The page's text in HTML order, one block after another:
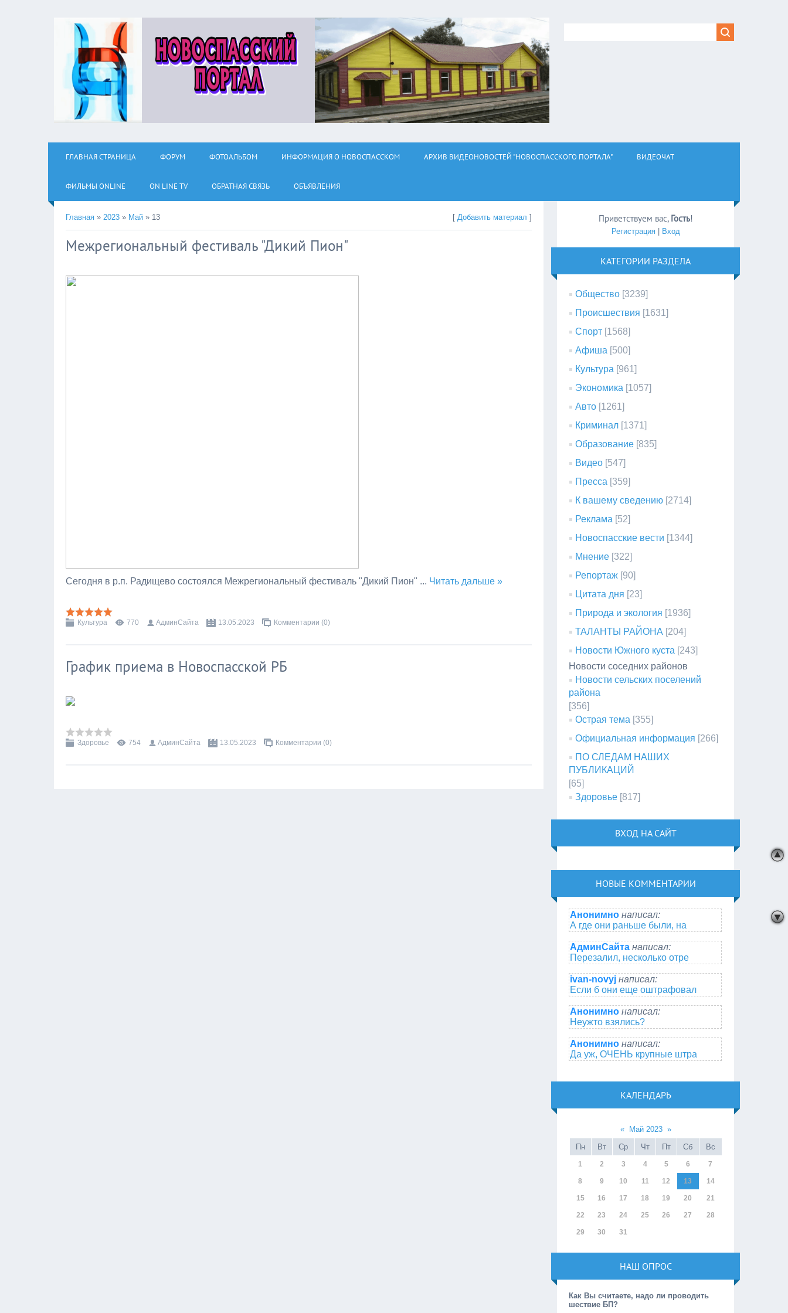
ГЛАВНАЯ СТРАНИЦА ФОРУМ ФОТОАЛЬБОМ ИНФОРМАЦИЯ О НОВОСПАССКОМ АРХИВ ВИДЕОНОВОСТЕЙ "НОВОСПАССКОГО ПОРТАЛА" ВИДЕОЧАТ
ФИЛЬМЫ ОNLINE ON LINE TV ОБРАТНАЯ СВЯЗЬ ОБЪЯВЛЕНИЯ
Главная » 2023 » Май » 13 [Добавить материал ]
Межрегиональный фестиваль "Дикий Пион"
Сегодня в р.п. Радищево состоялся Межрегиональный фестиваль "Дикий Пион" ... Читать дальше »
Культура 770 АдминСайта 13.05.2023 Комментарии (0)
График приема в Новоспасской РБ
Здоровье 754 АдминСайта 13.05.2023 Комментарии (0)
Приветствуем вас, Гость!
Регистрация| Вход
КАТЕГОРИИ РАЗДЕЛА
Общество [3239]
Происшествия [1631]
Спорт [1568]
Афиша [500]
Культура [961]
Экономика [1057]
Авто [1261]
Криминал [1371]
Образование [835]
Видео [547]
Пресса [359]
К вашему сведению [2714]
Реклама [52]
Новоспасские вести [1344]
Мнение [322]
Репортаж [90]
Цитата дня [23]
Природа и экология [1936]
ТАЛАНТЫ РАЙОНА [204]
Новости Южного куста [243]
Новости соседних районов
Новости сельских поселений
района
[356]
Острая тема [355]
Официальная информация [266]
ПО СЛЕДАМ НАШИХ
ПУБЛИКАЦИЙ
[65]
Здоровье [817]
ВХОД НА САЙТ
НОВЫЕ КОММЕНТАРИИ
Анонимно написал:
А где они раньше были, на
АдминСайта написал:
Перезалил, несколько отре
ivan-novyj написал:
Если б они еще оштрафовал
Анонимно написал:
Неужто взялись?
Анонимно написал:
Да уж, ОЧЕНЬ крупные штра
КАЛЕНДАРЬ
« Май 2023 »
Пн
Вт Ср Чт Пт Сб Вс
1 2 3 4 5 6 7
8 9 10 11 12 13 14
15 16 17 18 19 20 21
22 23 24 25 26 27 28
29 30 31
НАШ ОПРОС
Как Вы считаете, надо ли проводить
шествие БП?